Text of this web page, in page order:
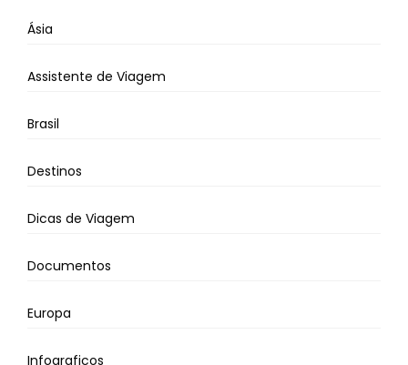
Ásia
Assistente de Viagem
Brasil
Destinos
Dicas de Viagem
Documentos
Europa
Infograficos